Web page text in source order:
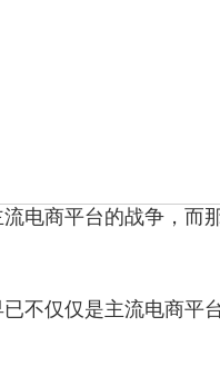
电商平台的战争，而
不仅仅是主流电商平